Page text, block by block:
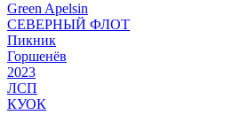
Green Apelsin
СЕВЕРНЫЙ ФЛОТ
Пикник
Горшенёв
2023
ЛСП
КУОК